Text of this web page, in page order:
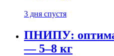
3 дня спустя
ПНИПУ:
— 5–8 кг